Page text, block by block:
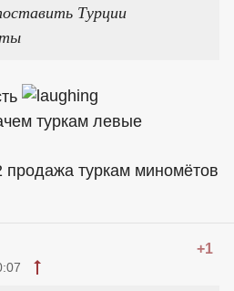
Турции
туркам левые
туркам миномётов
+1